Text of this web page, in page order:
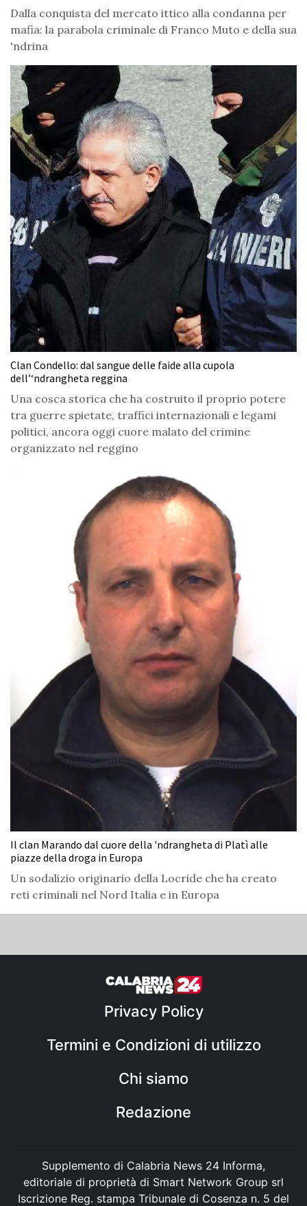
Dalla conquista del mercato ittico alla condanna per
mafia: la parabola criminale di Franco Muto e della sua
'ndrina
Clan Condello: dal sangue delle faide alla cupola
dell’‘ndrangheta reggina
Una cosca storica che ha costruito il proprio potere
tra guerre spietate, traffici internazionali e legami
politici, ancora oggi cuore malato del crimine
organizzato nel reggino
Il clan Marando dal cuore della 'ndrangheta di Platì alle
piazze della droga in Europa
Un sodalizio originario della Locride che ha creato
reti criminali nel Nord Italia e in Europa
Privacy Policy
Termini e Condizioni di utilizzo
Chi siamo
Redazione
Supplemento di Calabria News 24 Informa,
editoriale di proprietà di Smart Network Group srl
Iscrizione Reg. stampa Tribunale di Cosenza n. 5 del